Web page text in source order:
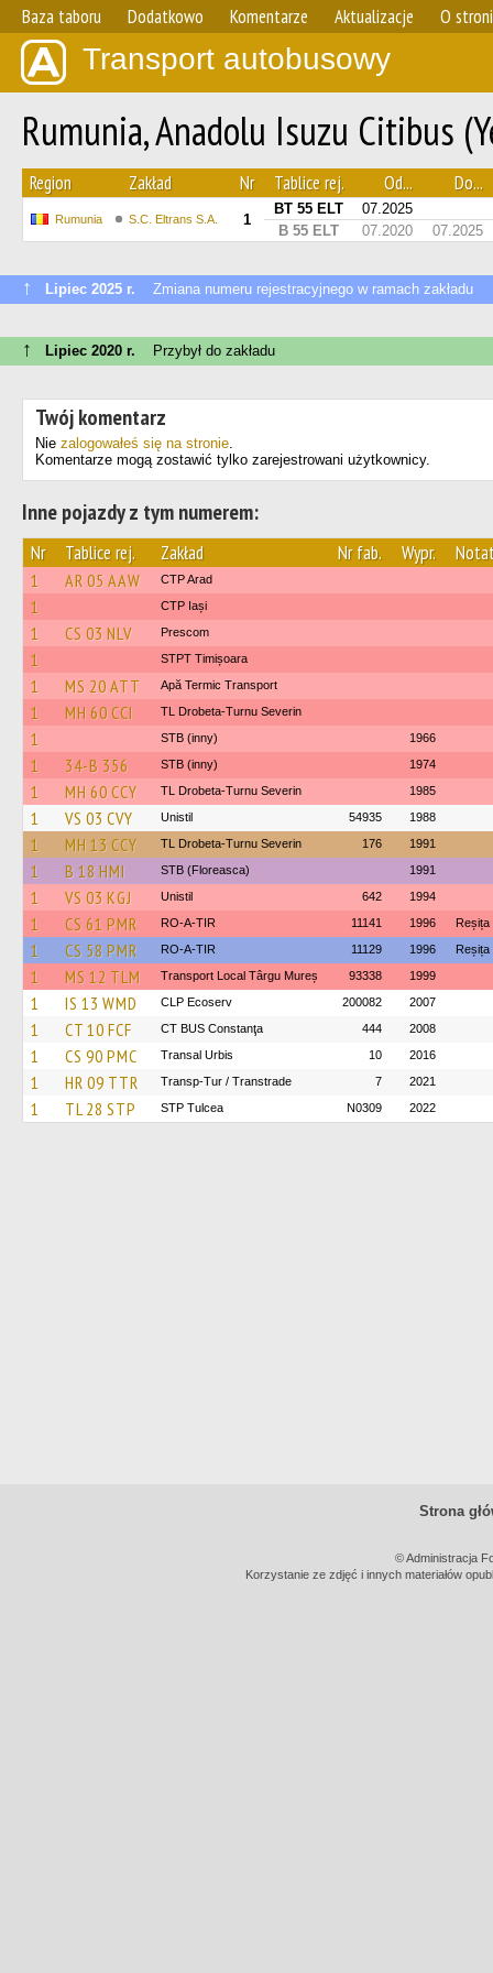
Baza taboru Dodatkowo Komentarze Aktualizacje O
Transport autobusowy
Rumunia, Anadolu Isuzu Citibus
Region Zakład Nr Tablice rej. Od... Do...
Rumunia S.C. Eltrans S.A. 1
BT 55 ELT
07.2025
B 55 ELT
07.2020 07.2025
↑ Lipiec 2025 r. Zmiana numeru rejestracyjnego w ramach zakładu
↑ Lipiec 2020 r. Przybył do zakładu
Twój komentarz
Nie zalogowałeś się na stronie.
Komentarze mogą zostawić tylko zarejestrowani użytkownicy.
Inne pojazdy z tym numerem:
Nr Tablice rej. Zakład Nr fab. Wypr.
1 AR 05 AAW CTP Arad
1 CTP Iași
1 CS 03 NLV Prescom
1 STPT Timișoara
1 MS 20 ATT Apă Termic Transport
1 MH 60 CCI TL Drobeta-Turnu Severin
1 STB (inny) 1966
1 34-B 356 STB (inny) 1974
1 MH 60 CCY TL Drobeta-Turnu Severin 1985
1 VS 03 CVY Unistil 54935 1988
1 MH 13 CCY TL Drobeta-Turnu Severin 176 1991
1 B 18 HMI STB (Floreasca) 1991
1 VS 03 KGJ Unistil 642 1994
1 CS 61 PMR RO-A-TIR 11141 1996 Reșița
1 CS 58 PMR RO-A-TIR 11129 1996
1 MS 12 TLM Transport Local Târgu Mureș 93338 1999
1 IS 13 WMD CLP Ecoserv 200082 2007
1 CT 10 FCF CT BUS Constanţa 444 2008
1 CS 90 PMC Transal Urbis 10 2016
1 HR 09 TTR Transp-Tur / Transtrade 7 2021
1 TL 28 STP STP Tulcea N0309 2022
Strona
© Administracja
Korzystanie ze zdjęć i innych materiałów